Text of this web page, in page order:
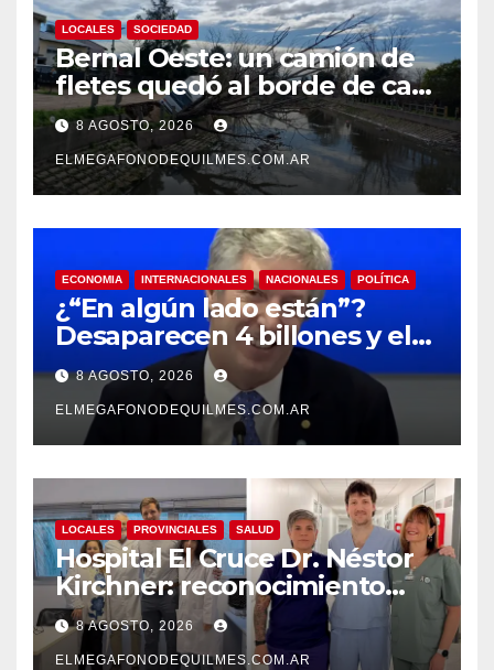
LOCALES SOCIEDAD
Bernal Oeste: un camión de
fletes quedó al borde de caer
al arroyo Las Piedras
8 AGOSTO, 2026
ELMEGAFONODEQUILMES.COM.AR
ECONOMIA INTERNACIONALES NACIONALES POLÍTICA
¿“En algún lado están”?
Desaparecen 4 billones y el
presidente del BCRA
responde con una risita
8 AGOSTO, 2026
ELMEGAFONODEQUILMES.COM.AR
LOCALES PROVINCIALES SALUD
Hospital El Cruce Dr. Néstor
Kirchner: reconocimiento
internacional a la calidad de
su atención
8 AGOSTO, 2026
ELMEGAFONODEQUILMES.COM.AR